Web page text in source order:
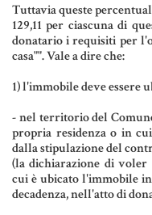
PATTO DI FAMIGLIA
TRUST E
TUTELA DEL
Aziende e
Tuttavia queste
129,11 per ciascuna di
donatario i requisiti per
casa"". Vale a dire che:
1) l'immobile deve essere
- nel territorio del
propria residenza o in
dalla stipulazione del
(la dichiarazione di
cui è ubicato l'immobile in
decadenza, nell'atto di